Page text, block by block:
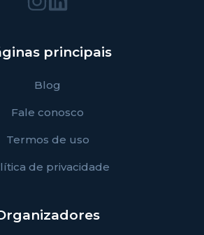
principais
Blog
Fale conosco
Termos de uso
de privacidade